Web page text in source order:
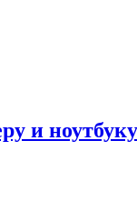
и ноутбуку